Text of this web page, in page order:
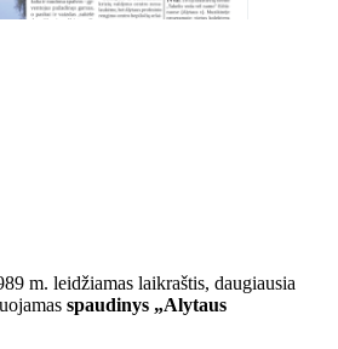
m. leidžiamas laikraštis, daugiausia
spaudinys „Alytaus